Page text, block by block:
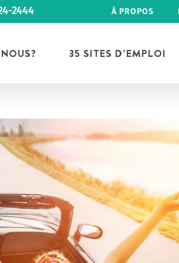
2444 À PROPOS
35 SITES D’EMPLOI